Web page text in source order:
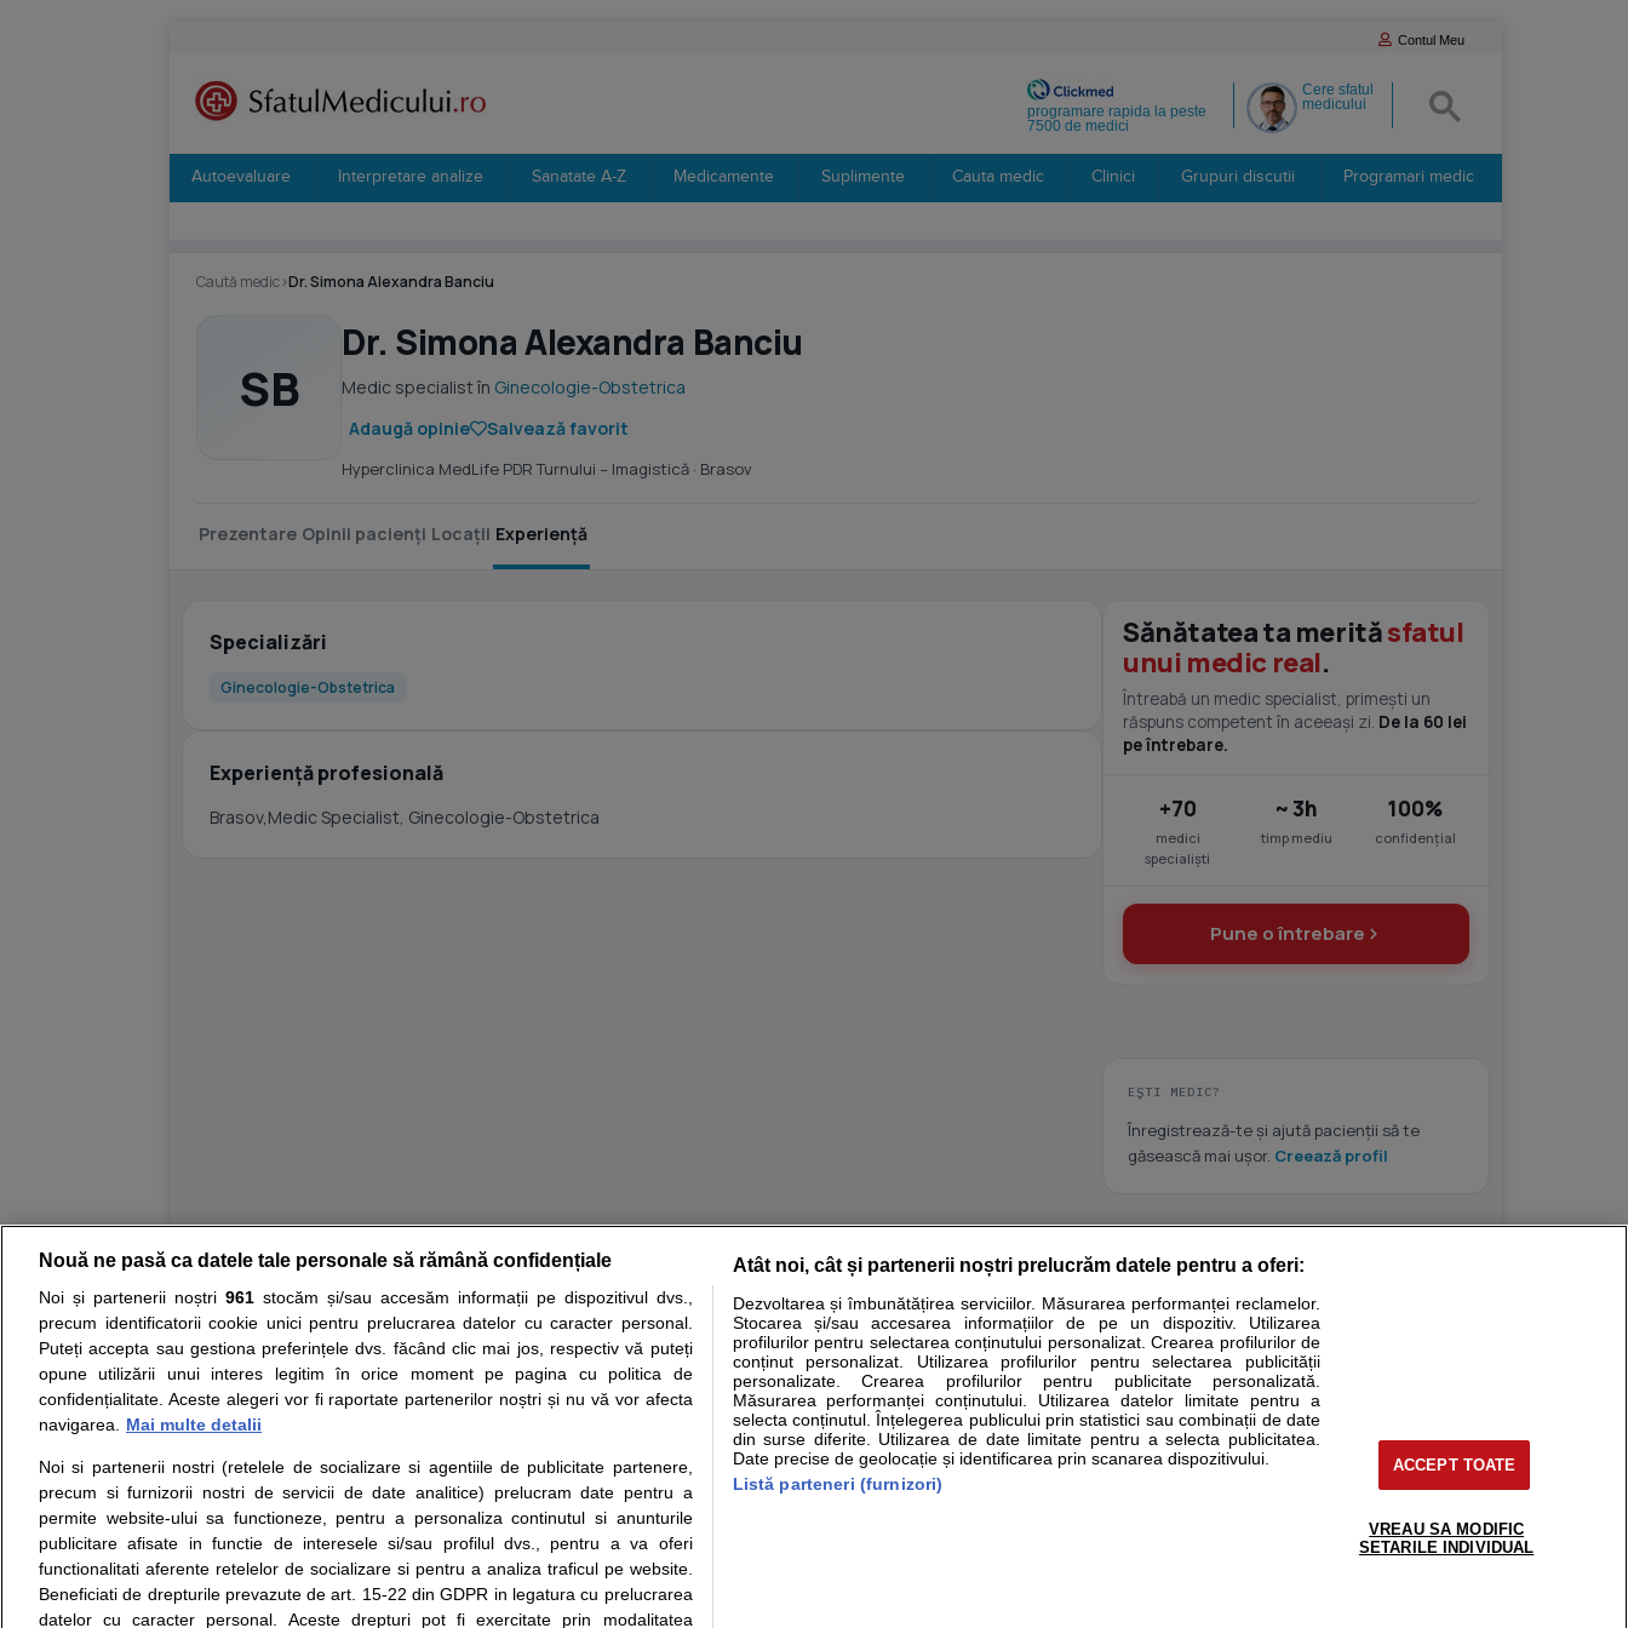
Contul Meu
Cere sfatul
medicului
programare rapida la peste
7500 de medici
Autoevaluare Interpretare analize Sanatate A-Z Medicamente Suplimente Cauta medic Clinici Grupuri discutii Programari medic
Caută medic›Dr. Simona Alexandra Banciu
SB
Dr. Simona Alexandra Banciu
Medic specialist în Ginecologie-Obstetrica
Adaugă opinie
Salvează favorit
Hyperclinica MedLife PDR Turnului – Imagistică · Brasov
Prezentare Opinii pacienți Locații Experiență
Specializări
Ginecologie-Obstetrica
Experiență profesională
Brasov,Medic Specialist, Ginecologie-Obstetrica
Sănătatea ta merităsfatul
unui medic real.
Întreabă un medic specialist, primești un
răspuns competent în aceeași zi. De la 60 lei
pe întrebare.
+70
medici
specialiști
~ 3h
timp mediu
100%
confidențial
Pune o întrebare
EȘTI MEDIC?
Înregistrează-te și ajută pacienții să te
găsească mai ușor. Creează profil
Resurse: Autoevaluare simptome Interpretare analize Specialitati medicale
Opiniile avizate ale medicilor, sfaturile si orice alte informatii despre sanatate disponibile pe sfatulmedicului.ro au scop informativ si educational. Ele nu pot substitui consultul medical direct si
nici diagnosticul stabilit in urma investigatiilor si analizelor medicale. Va sfatuim, ca pe langa informatia primita pe sfatulmedicului.ro sa consultati fie medicul Dvs., fie unul dintre medicii pe care
ii punem la dispozitie pentru programare in sistemul de programari la medic Clickmed.
Despre noi
Contact
Intrebari frecvente
Consultanti
medicali
Termeni si conditii
Politica de
confidentialitate
Politica de cookie
Modifica Setarile Cookie
Drepturile consumatorului
Protectia consumatorilor -
ANPC
Solutionarea Alternativa a
Litigiilor
Info consumator: 0800.080.999
Formulare europene - CNAS
Ministerul Sanatatii - ANMDM
Parteneri
Inscriere clinica
Pentru pacient
support@sfatulmedicului.ro
0374 109 268
Nouă ne pasă ca datele tale personale să rămână confidențiale
Noi și partenerii noștri 961stocăm și/sau accesăm informații pe dispozitivul dvs.,
precum identificatorii cookie unici pentru prelucrarea datelor cu caracter personal.
Puteți accepta sau gestiona preferințele dvs. făcând clic mai jos, respectiv vă puteți
opune utilizării unui interes legitim în orice moment pe pagina cu politica de
confidențialitate. Aceste alegeri vor fi raportate partenerilor noștri și nu vă vor afecta
navigarea.
Mai multe detalii
Noi si partenerii nostri (retelele de socializare si agentiile de publicitate partenere,
precum si furnizorii nostri de servicii de date analitice) prelucram date pentru a
permite website-ului sa functioneze, pentru a personaliza continutul si anunturile
publicitare afisate in functie de interesele si/sau profilul dvs., pentru a va oferi
functionalitati aferente retelelor de socializare si pentru a analiza traficul pe website.
Beneficiati de drepturile prevazute de art. 15-22 din GDPR in legatura cu prelucrarea
datelor cu caracter personal. Aceste drepturi pot fi exercitate prin modalitatea
Atât noi, cât și partenerii noștri prelucrăm datele pentru a oferi:
Dezvoltarea și îmbunătățirea serviciilor. Măsurarea performanței reclamelor.
Stocarea și/sau accesarea informațiilor de pe un dispozitiv. Utilizarea
profilurilor pentru selectarea conținutului personalizat. Crearea profilurilor de
conținut personalizat. Utilizarea profilurilor pentru selectarea publicității
personalizate. Crearea profilurilor pentru publicitate personalizată.
Măsurarea performanței conținutului. Utilizarea datelor limitate pentru a
selecta conținutul. Înțelegerea publicului prin statistici sau combinații de date
din surse diferite. Utilizarea de date limitate pentru a selecta publicitatea.
Date precise de geolocație și identificarea prin scanarea dispozitivului.
Listă parteneri (furnizori)
ACCEPT TOATE
VREAU SA MODIFIC
SETARILE INDIVIDUAL